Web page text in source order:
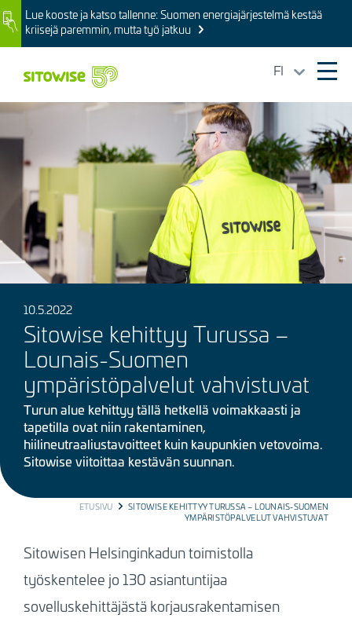
Skip
to
main
ImageLue kooste ja katso tallenne: Suomen energiajärjestelmä kestää
kriisejä paremmin, mutta työ jatkuu
FI
Kuva
10.5.2022
Sitowise kehittyy Turussa –
Lounais-Suomen
ympäristöpalvelut vahvistuvat
Turun alue kehittyy tällä hetkellä voimakkaasti ja
tapetilla ovat niin rakentaminen,
hiilineutraaliustavoitteet kuin kaupunkien vetovoima.
Sitowise viitoittaa kestävän suunnan.
BREADCRUMB
ETUSIVU
SITOWISE KEHITTYY TURUSSA – LOUNAIS-SUOMEN
YMPÄRISTÖPALVELUT VAHVISTUVAT
Sitowisen Helsinginkadun toimistolla
työskentelee jo 130 asiantuntijaa
sovelluskehittäjästä korjausrakentamisen